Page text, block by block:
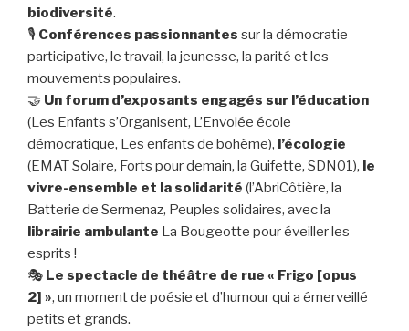
biodiversité.
🎙️ Conférences passionnantes sur la démocratie
participative, le travail, la jeunesse, la parité et les
mouvements populaires.
🤝 Un forum d’exposants engagés sur l’éducation
(Les Enfants s’Organisent, L’Envolée école
démocratique, Les enfants de bohème), l’écologie
(EMAT Solaire, Forts pour demain, la Guifette, SDN01), le
vivre-ensemble et la solidarité (l’AbriCôtière, la
Batterie de Sermenaz, Peuples solidaires, avec la
librairie ambulante La Bougeotte pour éveiller les
esprits !
🎭 Le spectacle de théâtre de rue « Frigo [opus
2] », un moment de poésie et d’humour qui a émerveillé
petits et grands.